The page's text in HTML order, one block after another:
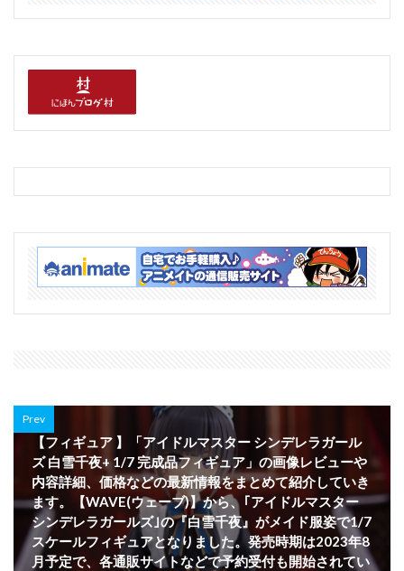
Prev
【フィギュア 】「アイドルマスター シンデレラガール
ズ 白雪千夜+ 1/7 完成品フィギュア」の画像レビューや
内容詳細、価格などの最新情報をまとめて紹介していき
ます。【WAVE(ウェーブ)】から、｢アイドルマスター
シンデレラガールズ｣の『白雪千夜』がメイド服姿で1/7
スケールフィギュアとなりました。発売時期は2023年8
月予定で、各通販サイトなどで予約受付も開始されてい